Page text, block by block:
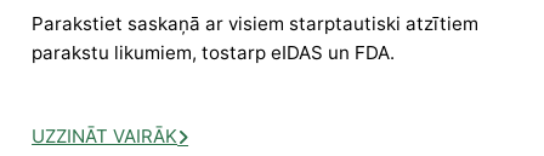
Parakstiet saskaņā ar visiem starptautiski atzītiem
parakstu likumiem, tostarp eIDAS un FDA.
UZZINĀT VAIRĀK